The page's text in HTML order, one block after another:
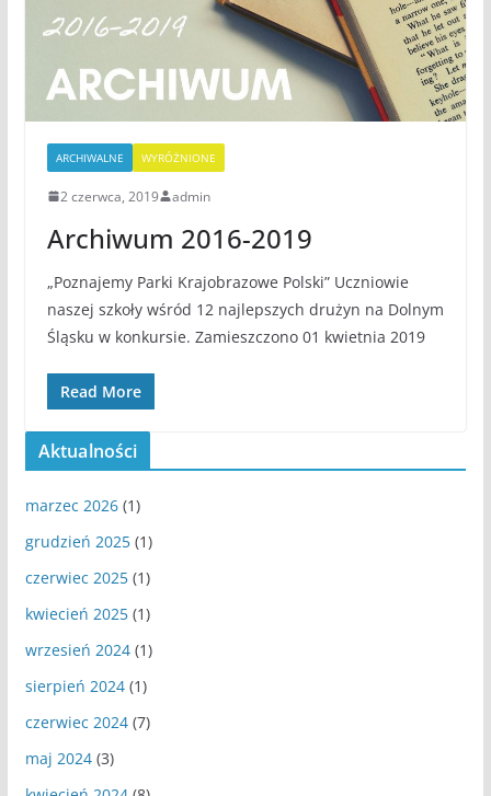
ARCHIWALNE WYRÓŻNIONE
2 czerwca, 2019 admin
Archiwum 2016-2019
„Poznajemy Parki Krajobrazowe Polski” Uczniowie
naszej szkoły wśród 12 najlepszych drużyn na Dolnym
Śląsku w konkursie. Zamieszczono 01 kwietnia 2019
Read More
Aktualności
marzec 2026(1)
grudzień 2025(1)
czerwiec 2025(1)
kwiecień 2025(1)
wrzesień 2024(1)
sierpień 2024(1)
czerwiec 2024(7)
maj 2024(3)